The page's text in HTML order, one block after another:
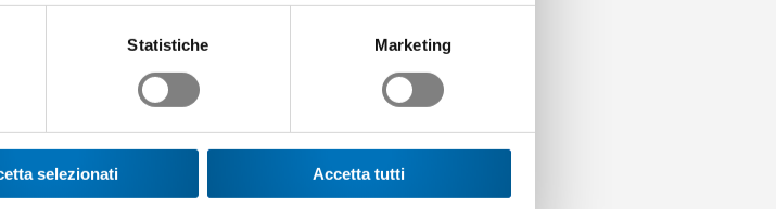
Statistiche Marketing
selezionati Accetta tutti